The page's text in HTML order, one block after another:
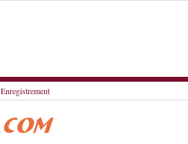
Enregistrement